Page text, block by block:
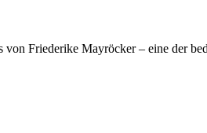
Friederike Mayröcker – eine der